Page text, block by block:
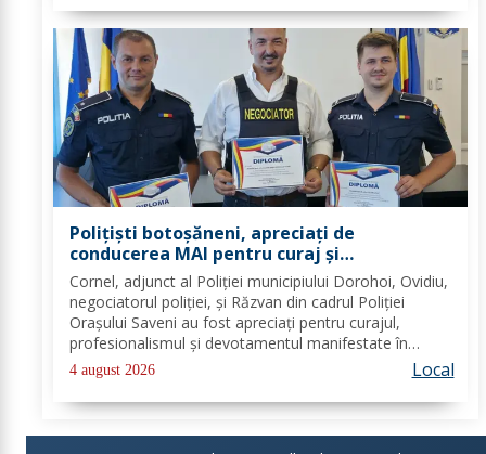
Polițiști botoșăneni, apreciați de
conducerea MAI pentru curaj și
profesionalism
Cornel, adjunct al Poliției municipiului Dorohoi, Ovidiu,
negociatorul poliției, și Răzvan din cadrul Poliției
Orașului Saveni au fost apreciați pentru curajul,
profesionalismul și devotamentul manifestate în
îndeplinirea atribuțiilor de serviciu, precum și pentru
modul exemplar în care și-au...
4 august 2026 Local